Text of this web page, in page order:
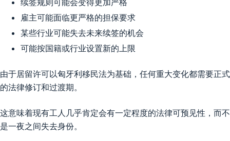
雇主可能面临更严格的担保要求
某些行业可能失去未来续签的机会
可能按国籍或行业设置新的上限
由于居留许可以匈牙利移民法为基础，任何重大变化都需要正式
的法律修订和过渡期。
这意味着现有工人几乎肯定会有一定程度的法律可预见性，而不
是一夜之间失去身份。